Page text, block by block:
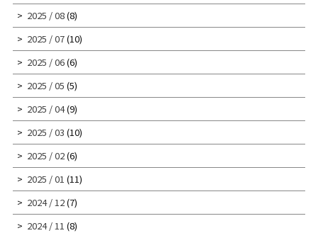
2025 / 08(8)
2025 / 07(10)
2025 / 06(6)
2025 / 05 (5)
2025 / 04(9)
2025 / 03 (10)
2025 / 02(6)
2025 / 01 (11)
2024 / 12(7)
2024 / 11 (8)